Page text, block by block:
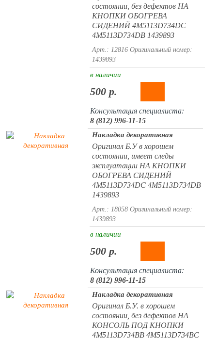
состоянии, без дефектов НА
КНОПКИ ОБОГРЕВА
СИДЕНИЙ 4M5113D734DC
4M5113D734DB 1439893
Арт.: 12816 Оригинальный номер:
1439893
в наличии
500 р.
Консультация специалиста:
8 (812) 996-11-15
Накладка декоративная
Оригинал Б.У в хорошем
состоянии, имеет следы
эксплуатации НА КНОПКИ
ОБОГРЕВА СИДЕНИЙ
4M5113D734DC 4M5113D734DB
1439893
Арт.: 18058 Оригинальный номер:
1439893
в наличии
500 р.
Консультация специалиста:
8 (812) 996-11-15
Накладка декоративная
Оригинал Б.У. в хорошем
состоянии, без дефектов НА
КОНСОЛЬ ПОД КНОПКИ
4M5113D734BB 4M5113D734BC